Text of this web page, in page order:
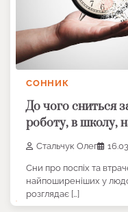
СОННИК
До чого сниться
роботу, в школу,
Стальчук Олег
Сни про поспіх та
найпоширеніших у
розглядає […]